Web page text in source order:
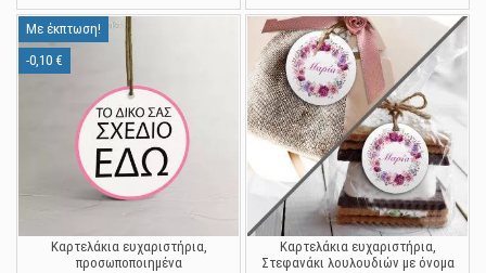
Με έκπτωση!
-0,10 €
Καρτελάκια ευχαριστήρια,
προσωποποιημένα
Καρτελάκια ευχαριστήρια,
Στεφανάκι λουλουδιών με όνομα